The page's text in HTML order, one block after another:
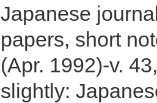
Japanese
papers, short
(Apr. 1992)-v.
slightly: